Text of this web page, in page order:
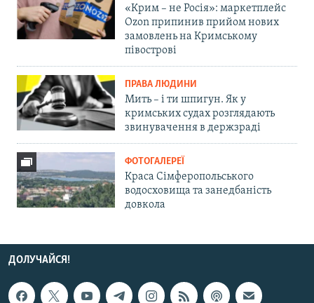
«Крим – не Росія»: маркетплейс
Ozon припинив прийом нових
замовлень на Кримському
півострові
ПРАВА ЛЮДИНИ
Мить – і ти шпигун. Як у
кримських судах розглядають
звинувачення в держзраді
ФОТОГАЛЕРЕЇ
Краса Сімферопольського
водосховища та занедбаність
довкола
ДОЛУЧАЙСЯ!